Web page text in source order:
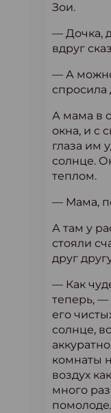
Зои.
— Дочка,
вдруг
— А
спросила
А мама в
окна, и с
глаза им
солнце.
теплом.
— Мама,
А там у
стояли
друг
— Как
теперь,
его
солнце,
комнаты
воздух
много